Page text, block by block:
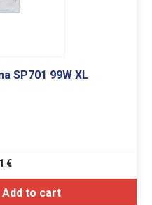
SP701 99W XL
€
Add to cart